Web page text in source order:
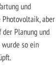
und
Photovoltaik, aber
Planung und
wurde so ein